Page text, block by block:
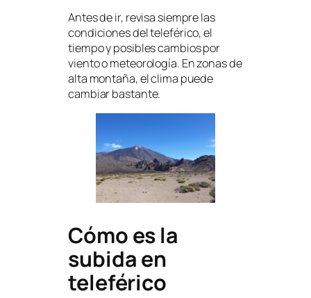
Antes de ir, revisa siempre las
condiciones del teleférico, el
tiempo y posibles cambios por
viento o meteorología. En zonas de
alta montaña, el clima puede
cambiar bastante.
Cómo es la
subida en
teleférico